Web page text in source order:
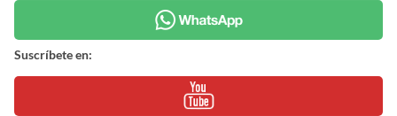
Suscríbete en: